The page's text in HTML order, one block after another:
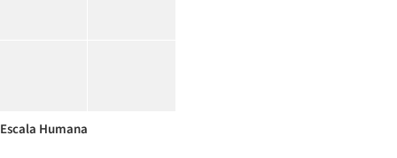
Escala Humana